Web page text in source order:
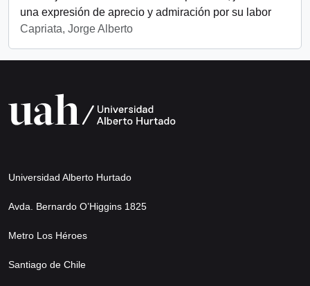
una expresión de aprecio y admiración por su labor
Capriata, Jorge Alberto
Universidad Alberto Hurtado
Avda. Bernardo O’Higgins 1825
Metro Los Héroes
Santiago de Chile